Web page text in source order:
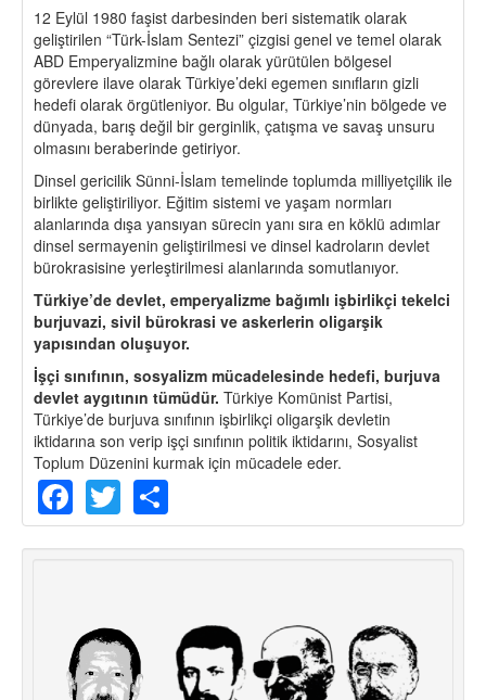
12 Eylül 1980 faşist darbesinden beri sistematik olarak
geliştirilen “Türk-İslam Sentezi” çizgisi genel ve temel olarak
ABD Emperyalizmine bağlı olarak yürütülen bölgesel
görevlere ilave olarak Türkiye’deki egemen sınıfların gizli
hedefi olarak örgütleniyor. Bu olgular, Türkiye’nin bölgede ve
dünyada, barış değil bir gerginlik, çatışma ve savaş unsuru
olmasını beraberinde getiriyor.
Dinsel gericilik Sünni-İslam temelinde toplumda milliyetçilik ile
birlikte geliştiriliyor. Eğitim sistemi ve yaşam normları
alanlarında dışa yansıyan sürecin yanı sıra en köklü adımlar
dinsel sermayenin geliştirilmesi ve dinsel kadroların devlet
bürokrasisine yerleştirilmesi alanlarında somutlanıyor.
Türkiye’de devlet, emperyalizme bağımlı işbirlikçi tekelci
burjuvazi, sivil bürokrasi ve askerlerin oligarşik
yapısından oluşuyor.
İşçi sınıfının, sosyalizm mücadelesinde hedefi, burjuva
devlet aygıtının tümüdür. Türkiye Komünist Partisi,
Türkiye’de burjuva sınıfının işbirlikçi oligarşik devletin
iktidarına son verip işçi sınıfının politik iktidarını, Sosyalist
Toplum Düzenini kurmak için mücadele eder.
Facebook
Twitter